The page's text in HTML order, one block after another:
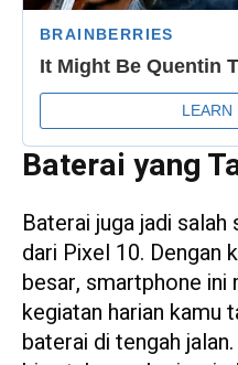
Baterai yang
Baterai juga jadi
dari Pixel 10. Dengan
besar, smartphone ini
kegiatan harian kamu
baterai di tengah